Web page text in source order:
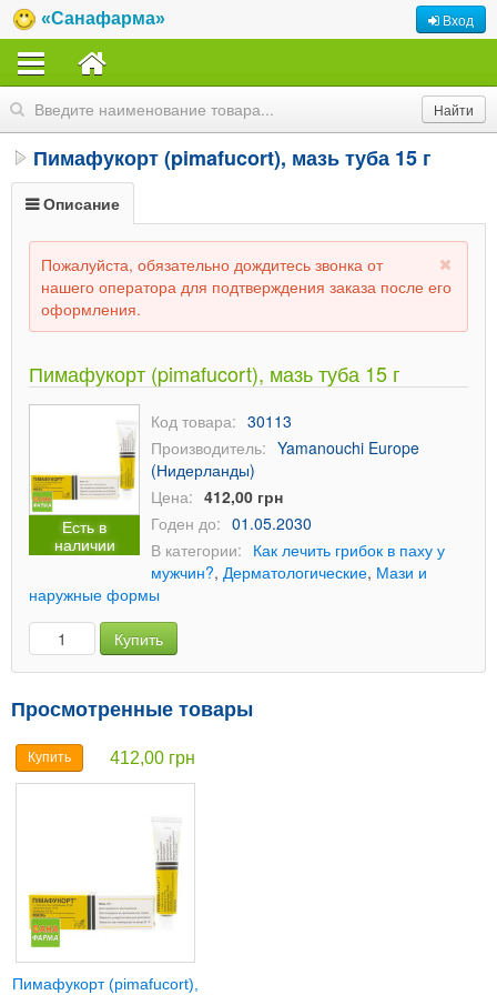
«Санафарма» Вход
Пимафукорт (pimafucort), мазь туба 15 г
Описание
Пожалуйста, обязательно дождитесь звонка от
нашего оператора для подтверждения заказа после его
оформления.
Пимафукорт (pimafucort), мазь туба 15 г
Есть в
наличии
Код товара: 30113
Производитель: Yamanouchi Europe
(Нидерланды)
Цена: 412,00 грн
Годен до: 01.05.2030
В категории: Как лечить грибок в паху у
мужчин?, Дерматологические, Мази и
наружные формы
Купить
Просмотренные товары
Купить 412,00 грн
Пимафукорт (pimafucort),